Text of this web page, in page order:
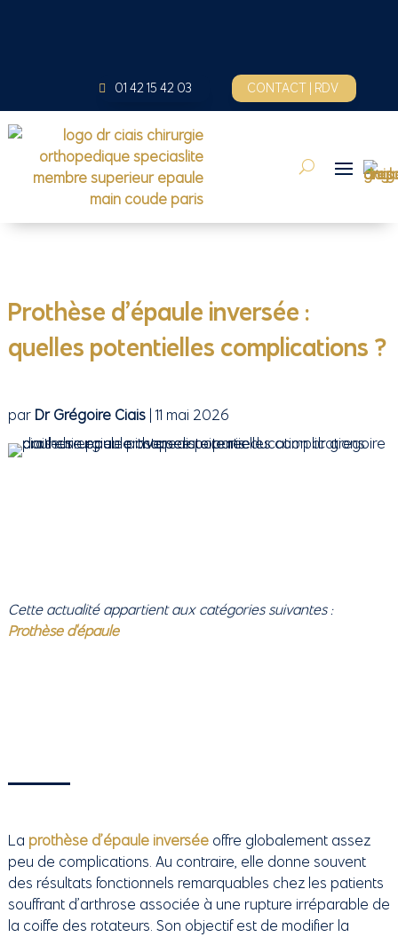
01 42 15 42 03 CONTACT | RDV
Prothèse d’épaule inversée :
quelles potentielles complications ?
par Dr Grégoire Ciais|11 mai 2026
Cette actualité appartient aux catégories suivantes :
Prothèse d'épaule
La prothèse d’épaule inverséeoffre globalement assez
peu de complications. Au contraire, elle donne souvent
des résultats fonctionnels remarquables chez les patients
souffrant d’arthrose associée à une rupture irréparable de
la coiffe des rotateurs. Son objectif est de modifier la